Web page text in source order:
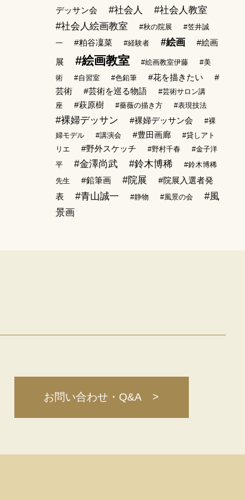
デッサン会
#社会人
#社会人教室
#社会人絵画教室
#秋の院展
#笠井誠
一
#粕谷凜菜 #経験者 #絵画
#絵画
展
#絵画教室 #絵画教室伊藤
#美
術
#自習室 #色鉛筆 #花を描きたい
#
芸術
#芸術を巡る物語
#芸術サロン講
座
#萩原樹 #薔薇の描き方 #表現技法
#裸婦デッサン #裸婦デッサン会
#裸
婦モデル
#講演会 #豊田画廊
#貸しアト
リエ
#野外スケッチ #野村千春
#金子洋
平
#金澤尚武 #鈴木博稀
#鈴木博稀
先生
#鉛筆画 #院展
#院展入選者発
表
#青山誠一 #静物 #風景の会
#風
景画
お問い合わせ・Q&A >